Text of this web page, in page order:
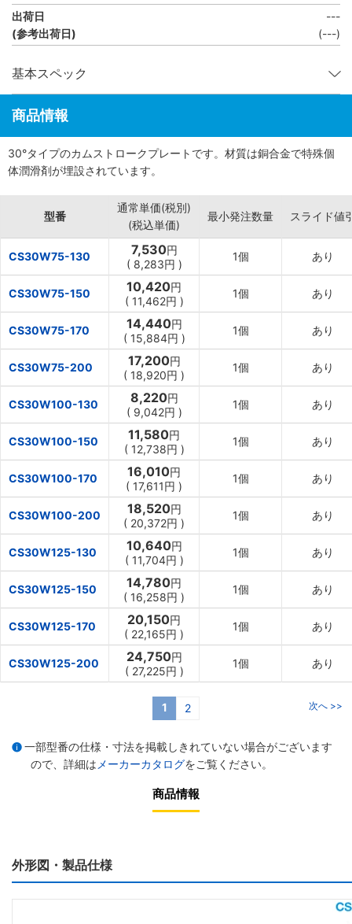
出荷日
(参考出荷日)
---
(---)
基本スペック
商品情報
30°タイプのカムストロークプレートです。材質は銅合金で特殊個
体潤滑剤が埋設されています。
型番
通常単価(税別)
(税込単価)
最小発注数量 スライド値
CS30W75-130 7,530円
( 8,283円 )
1個 あり
CS30W75-150 10,420円
( 11,462円 )
1個 あり
CS30W75-170 14,440円
( 15,884円 )
1個 あり
CS30W75-200 17,200円
( 18,920円 )
1個 あり
CS30W100-130 8,220円
( 9,042円 )
1個 あり
CS30W100-150 11,580円
( 12,738円 )
1個 あり
CS30W100-170 16,010円
( 17,611円 )
1個 あり
CS30W100-200 18,520円
( 20,372円 )
1個 あり
CS30W125-130 10,640円
( 11,704円 )
1個 あり
CS30W125-150 14,780円
( 16,258円 )
1個 あり
CS30W125-170 20,150円
( 22,165円 )
1個 あり
CS30W125-200 24,750円
( 27,225円 )
1個 あり
1 2 次へ >>
一部型番の仕様・寸法を掲載しきれていない場合がございます
ので、詳細は メーカーカタログをご覧ください。
商品情報
外形図・製品仕様